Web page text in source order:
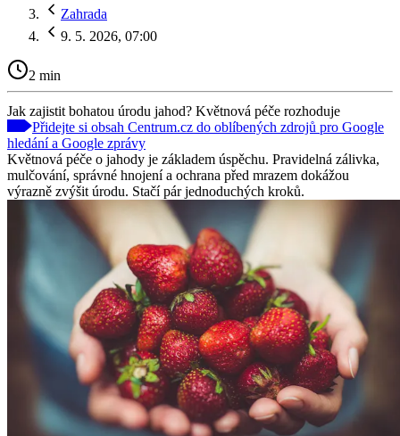
Zahrada
9. 5. 2026, 07:00
2 min
Jak zajistit bohatou úrodu jahod? Květnová péče rozhoduje
Přidejte si obsah Centrum.cz do oblíbených zdrojů pro Google
hledání a Google zprávy
Květnová péče o jahody je základem úspěchu. Pravidelná zálivka,
mulčování, správné hnojení a ochrana před mrazem dokážou
výrazně zvýšit úrodu. Stačí pár jednoduchých kroků.